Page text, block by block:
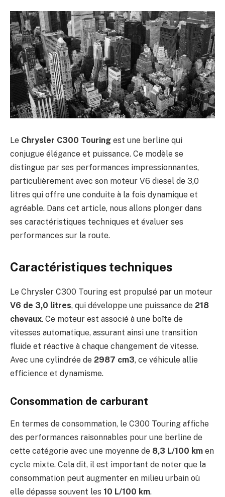
Le Chrysler C300 Touring est une berline qui
conjugue élégance et puissance. Ce modèle se
distingue par ses performances impressionnantes,
particulièrement avec son moteur V6 diesel de 3,0
litres qui offre une conduite à la fois dynamique et
agréable. Dans cet article, nous allons plonger dans
ses caractéristiques techniques et évaluer ses
performances sur la route.
Caractéristiques techniques
Le Chrysler C300 Touring est propulsé par un moteur
V6 de 3,0 litres, qui développe une puissance de 218
chevaux. Ce moteur est associé à une boîte de
vitesses automatique, assurant ainsi une transition
fluide et réactive à chaque changement de vitesse.
Avec une cylindrée de 2987 cm3, ce véhicule allie
efficience et dynamisme.
Consommation de carburant
En termes de consommation, le C300 Touring affiche
des performances raisonnables pour une berline de
cette catégorie avec une moyenne de 8,3 L/100 km en
cycle mixte. Cela dit, il est important de noter que la
consommation peut augmenter en milieu urbain où
elle dépasse souvent les 10 L/100 km.